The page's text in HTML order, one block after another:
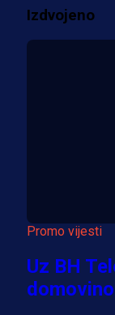
Više vijesti
Izdvojeno
Promo vijesti
Uz BH